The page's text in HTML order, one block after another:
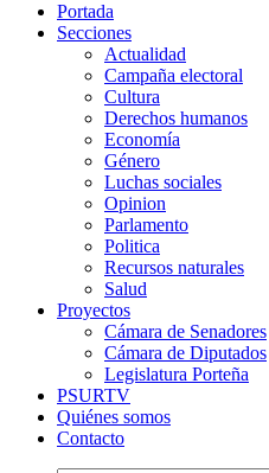
Portada
Secciones
Actualidad
Campaña electoral
Cultura
Derechos humanos
Economía
Género
Luchas sociales
Opinion
Parlamento
Politica
Recursos naturales
Salud
Proyectos
Cámara de Senadores
Cámara de Diputados
Legislatura Porteña
PSURTV
Quiénes somos
Contacto